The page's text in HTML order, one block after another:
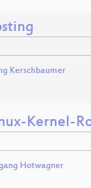
Kerschbaumer
Kernel-
Hotwagner